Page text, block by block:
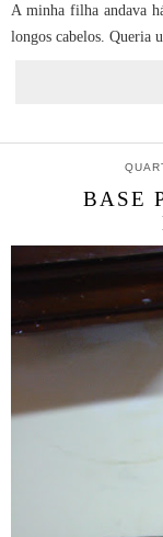
A minha filha andava
longos cabelos. Queria
BASE